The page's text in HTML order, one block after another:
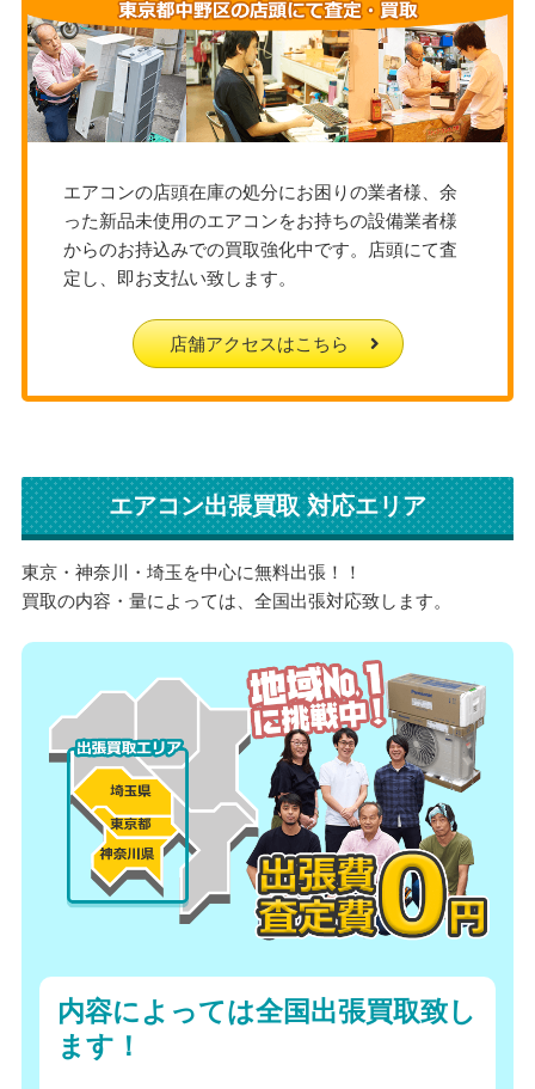
エアコンの店頭在庫の処分にお困りの業者様、余
った新品未使用のエアコンをお持ちの設備業者様
からのお持込みでの買取強化中です。店頭にて査
定し、即お支払い致します。
店舗アクセスはこちら
エアコン出張買取 対応エリア
東京・神奈川・埼玉を中心に無料出張！！
買取の内容・量によっては、全国出張対応致します。
内容によっては全国出張買取致し
ます！